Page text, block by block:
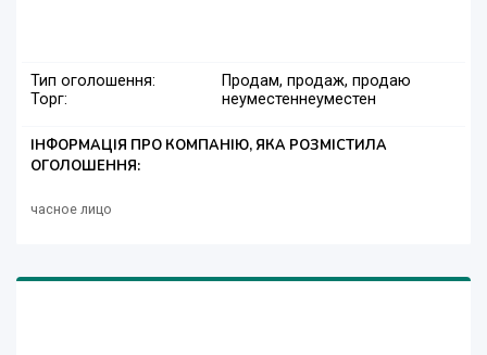
Тип оголошення:
Продам, продаж, продаю
Торг:
неуместеннеуместен
ІНФОРМАЦІЯ ПРО КОМПАНІЮ, ЯКА РОЗМІСТИЛА
ОГОЛОШЕННЯ:
часное лицо